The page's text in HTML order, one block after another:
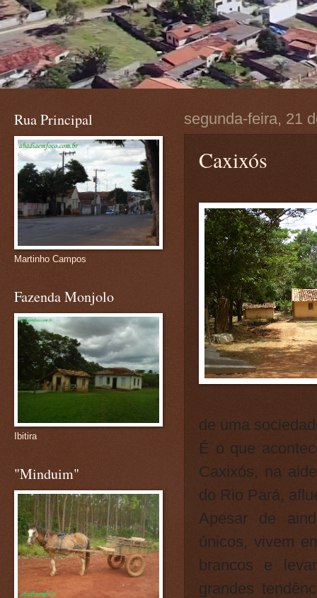
segunda-feira, 21
Caxixós
de uma
É o que
Caxixós, na
do Rio Pará,
Apesar de
únicos, vivem
brancos e
grandes
Rua Principal
Martinho Campos
Fazenda Monjolo
Ibitira
"Minduim"